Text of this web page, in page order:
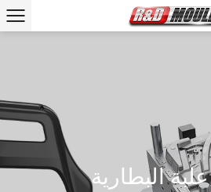
البطارية